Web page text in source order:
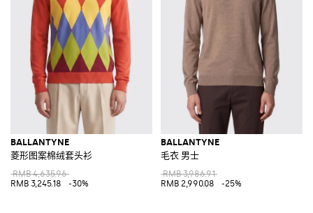
BALLANTYNE
菱形图案棉绒套头衫
RMB 4,635.96
RMB 3,245.18
-30%
BALLANTYNE
毛衣 男士
RMB 3,986.91
RMB 2,990.08
-25%